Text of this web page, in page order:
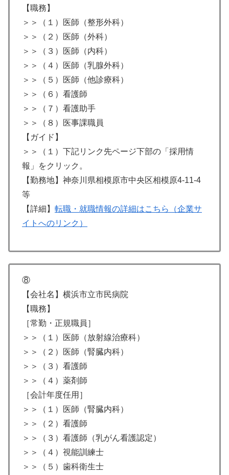
【職務】
＞＞（１）医師（整形外科）
＞＞（２）医師（外科）
＞＞（３）医師（内科）
＞＞（４）医師（乳腺外科）
＞＞（５）医師（他診療科）
＞＞（６）看護師
＞＞（７）看護助手
＞＞（８）医事課職員
【ガイド】
＞＞（１）下記リンク先ページ下部の「採用情
報」をクリック。
【勤務地】神奈川県相模原市中央区相模原4-11-4
等
【詳細】 転職・就職情報の詳細はこちら（企業サ
イトへのリンク）
⑧
【会社名】横浜市立市民病院
【職務】
［常勤・正規職員］
＞＞（１）医師（放射線治療科）
＞＞（２）医師（腎臓内科）
＞＞（３）看護師
＞＞（４）薬剤師
［会計年度任用］
＞＞（１）医師（腎臓内科）
＞＞（２）看護師
＞＞（３）看護師（乳がん看護認定）
＞＞（４）視能訓練士
＞＞（５）歯科衛生士